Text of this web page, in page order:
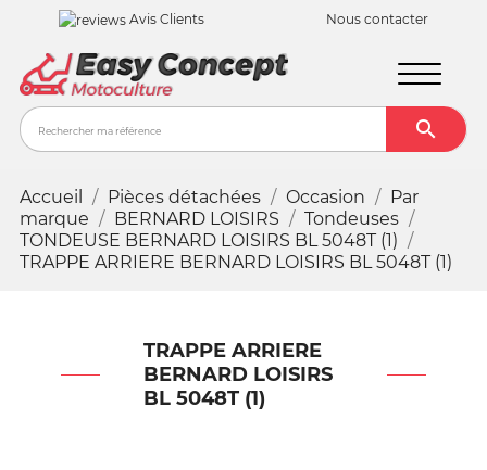
Avis Clients Nous contacter

Accueil Pièces détachées Occasion
Par
marque
BERNARD LOISIRS
Tondeuses
TONDEUSE BERNARD LOISIRS BL 5048T (1)
TRAPPE ARRIERE BERNARD LOISIRS BL 5048T (1)
TRAPPE ARRIERE
BERNARD LOISIRS
BL 5048T (1)